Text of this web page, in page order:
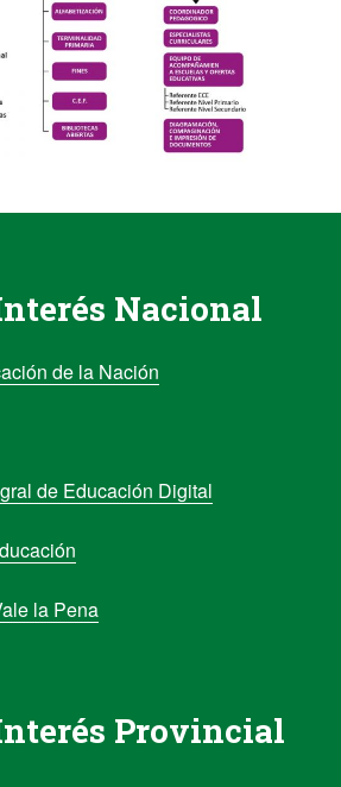
Nacional
de la Nación
de Educación Digital
la Pena
Provincial